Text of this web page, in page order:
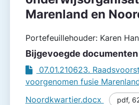
Marenland en
Portefeuillehouder: Karen
Bijgevoegde documenten
07.01.210623.
voorgenomen fusie
Noordkwartier.docx
pdf,